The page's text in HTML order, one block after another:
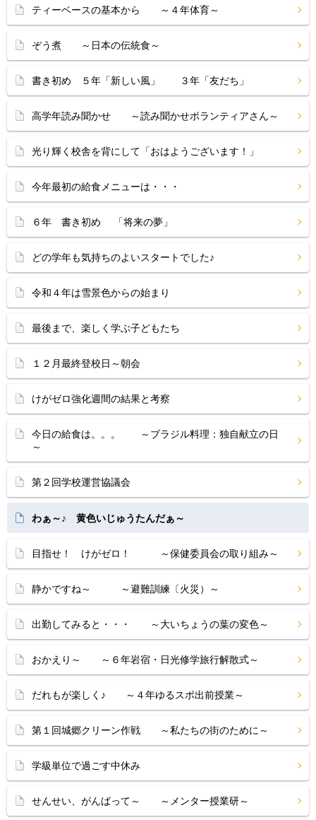
ティーベースの基本から ～４年体育～
ぞう煮 ～日本の伝統食～
書き初め ５年「新しい風」 ３年「友だち」
高学年読み聞かせ ～読み聞かせボランティアさん～
光り輝く校舎を背にして「おはようございます！」
今年最初の給食メニューは・・・
６年 書き初め 「将来の夢」
どの学年も気持ちのよいスタートでした♪
令和４年は雪景色からの始まり
最後まで、楽しく学ぶ子どもたち
１２月最終登校日～朝会
けがゼロ強化週間の結果と考察
今日の給食は。。。 ～ブラジル料理：独自献立の日
～
第２回学校運営協議会
わぁ～♪ 黄色いじゅうたんだぁ～
目指せ！ けがゼロ！ ～保健委員会の取り組み～
静かですね～ ～避難訓練〔火災）～
出勤してみると・・・ ～大いちょうの葉の変色～
おかえり～ ～６年岩宿・日光修学旅行解散式～
だれもが楽しく♪ ～４年ゆるスポ出前授業～
第１回城郷クリーン作戦 ～私たちの街のために～
学級単位で過ごす中休み
せんせい、がんばって～ ～メンター授業研～